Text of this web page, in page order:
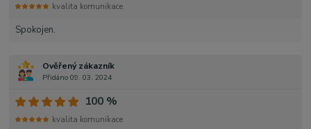
Spokojen.
kvalita komunikace
Ověřený zákazník
Přidáno 09. 03. 2024
100 %
kvalita komunikace